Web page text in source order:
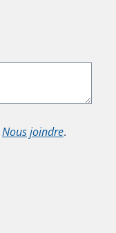
Nous joindre.